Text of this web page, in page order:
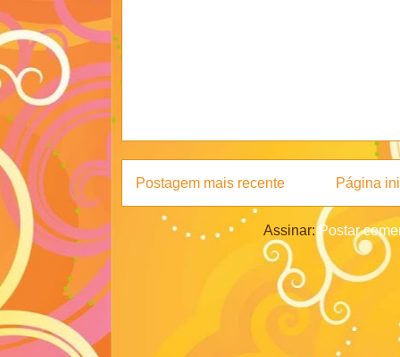
Postagem mais recente Página
Assinar:Postar